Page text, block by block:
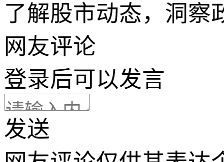
了解股市动态，洞察
网友评论
登录后可以发言
发送